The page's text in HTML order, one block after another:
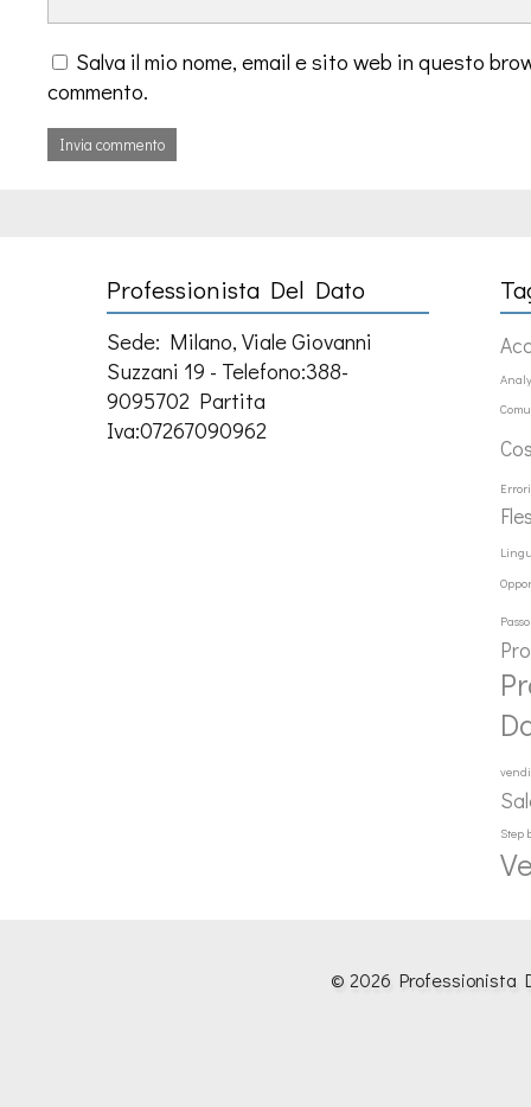
Salva il mio nome, email e sito web in questo
commento.
Professionista Del Dato
Sede: Milano, Viale Giovanni
Suzzani 19 - Telefono:388-
9095702 Partita
Iva:07267090962
Errori
Passo
Step
© 2026 Professionista